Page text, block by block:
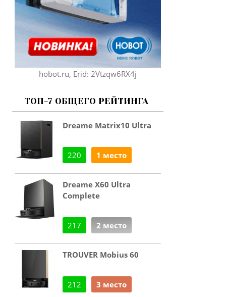
hobot.ru, Erid: 2Vtzqw6RX4j
ТОП-7 ОБЩЕГО РЕЙТИНГА
Dreame Matrix10 Ultra
220 1 место
Dreame X60 Ultra
Complete
217 2 место
TROUVER Mobius 60
212 3 место